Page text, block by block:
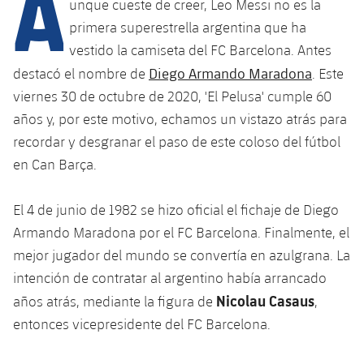
plusicon
más
Instalaciones
Spotify Camp Nou
Estadi Johan Cruyff
Barça Cafe
plusicon
más
Servicios
plusicon
SUB13
SUB12
SUB11 A
SUB11 B
SUB10 B
SUB9 A
SUB9 B
SUB13 B
SUB12 C
SUB11 C
Entradas
Gameday Shows
Resultados
Clasificación
Jugadores
Historia
Palmarés
Base
Barça Atlètic
Junior
Cadete A
Cadete B
Infantil A
Infantil B
Campus Verano
PLUSICON
MÁS
Primer Equipo
plusicon
más
Actualidad
Calendario
Entradas
Resultados
Clasificaciones
Barça Atlètic
plusicon
más
Resultados
Clasificaciones
Actualidad
Juvenil
Cadete A
PLUSICON
MÁS
Primer equipo
plusicon
más
Actualidad
Barça Atlètic
plusicon
más
unque cueste de creer, Leo Messi no es la
primera superestrella argentina que ha
vestido la camiseta del FC Barcelona. Antes
destacó el nombre de Diego Armando Maradona . Este
viernes 30 de octubre de 2020, 'El Pelusa' cumple 60
años y, por este motivo, echamos un vistazo atrás para
recordar y desgranar el paso de este coloso del fútbol
en Can Barça.
El 4 de junio de 1982 se hizo oficial el fichaje de Diego
Armando Maradona por el FC Barcelona. Finalmente, el
mejor jugador del mundo se convertía en azulgrana. La
intención de contratar al argentino había arrancado
años atrás, mediante la figura de Nicolau Casaus,
entonces vicepresidente del FC Barcelona.